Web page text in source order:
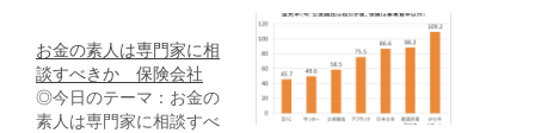
お金の素人は専門家に相
談すべきか 保険会社
◎今日のテーマ：お金の
素人は専門家に相談すべ